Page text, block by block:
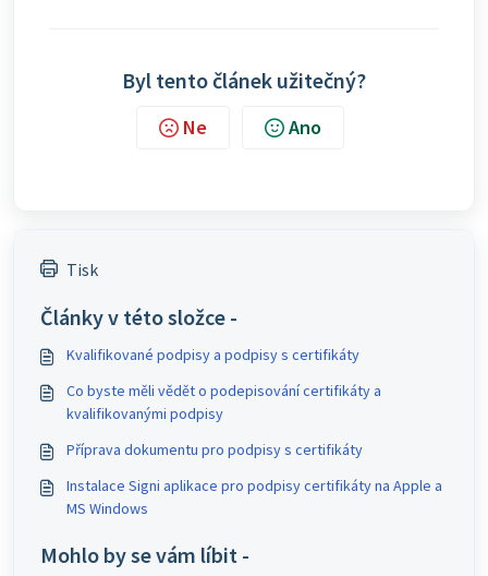
Byl tento článek užitečný?
Ne Ano
Tisk
Články v této složce -
Kvalifikované podpisy a podpisy s certifikáty
Co byste měli vědět o podepisování certifikáty a
kvalifikovanými podpisy
Příprava dokumentu pro podpisy s certifikáty
Instalace Signi aplikace pro podpisy certifikáty na Apple a
MS Windows
Mohlo by se vám líbit -